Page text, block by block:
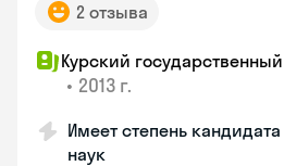
2 отзыва
Курский
• 2013 г.
Имеет степень
наук